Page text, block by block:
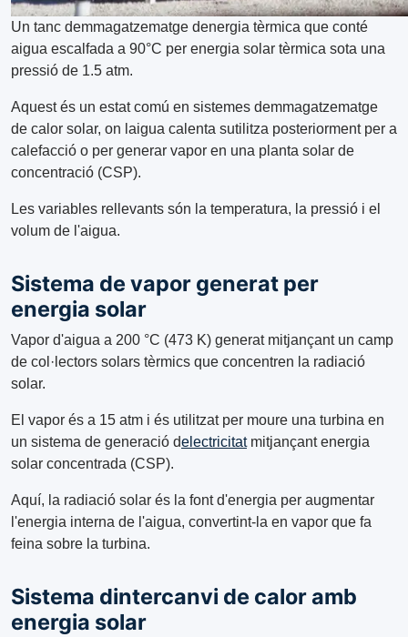
Un tanc demmagatzematge denergia tèrmica que conté
aigua escalfada a 90°C per energia solar tèrmica sota una
pressió de 1.5 atm.
Aquest és un estat comú en sistemes demmagatzematge
de calor solar, on laigua calenta sutilitza posteriorment per a
calefacció o per generar vapor en una planta solar de
concentració (CSP).
Les variables rellevants són la temperatura, la pressió i el
volum de l'aigua.
Sistema de vapor generat per
energia solar
Vapor d'aigua a 200 °C (473 K) generat mitjançant un camp
de col·lectors solars tèrmics que concentren la radiació
solar.
El vapor és a 15 atm i és utilitzat per moure una turbina en
un sistema de generació delectricitatmitjançant energia
solar concentrada (CSP).
Aquí, la radiació solar és la font d'energia per augmentar
l'energia interna de l'aigua, convertint-la en vapor que fa
feina sobre la turbina.
Sistema dintercanvi de calor amb
energia solar